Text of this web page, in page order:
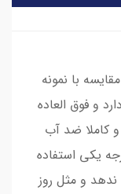
با نمونه
و فوق العاده
کاملا ضد آب
یکی استفاده
و مثل روز